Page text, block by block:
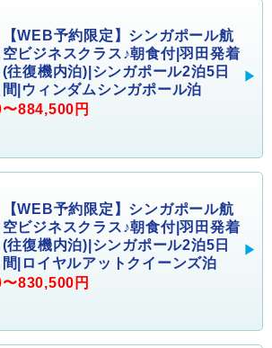
【WEB予約限定】シンガポール航
空ビジネスクラス♪朝食付|羽田発着
(往復機内泊)|シンガポール2泊5日
間|ウィンダムシンガポール泊
884,500円
【WEB予約限定】シンガポール航
空ビジネスクラス♪朝食付|羽田発着
(往復機内泊)|シンガポール2泊5日
間|ロイヤルアットクイーンズ泊
830,500円